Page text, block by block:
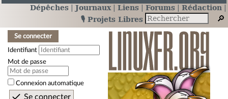
Dépêches Journaux Liens Forums
Rédaction
🎙️ Projets Libres
Se connecter
Identifiant
Mot de passe
Connexion automatique